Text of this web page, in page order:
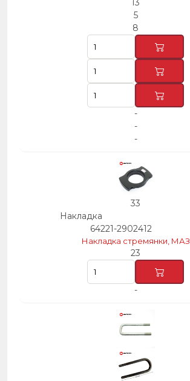
13
5
8
-
-
-
33
Накладка
64221-2902412
Накладка стремянки, МАЗ
23
-